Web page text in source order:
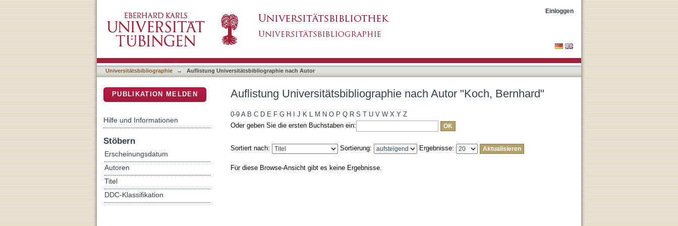
Einloggen
Universitätsbibliographie → Auflistung Universitätsbibliographie nach Autor
Auflistung Universitätsbibliographie nach Autor "Koch, Bernhard"
0-9 A B C D E F G H J K L M N O P Q R S T U V W X Y Z
Oder geben Sie die ersten Buchstaben ein:
Sortiert nach: Sortierung: Ergebnisse:
Für diese Browse-Ansicht gibt es keine Ergebnisse.
PUBLIKATION MELDEN
Hilfe und Informationen
Stöbern
Erscheinungsdatum
Autoren
Titel
DDC-Klassifikation